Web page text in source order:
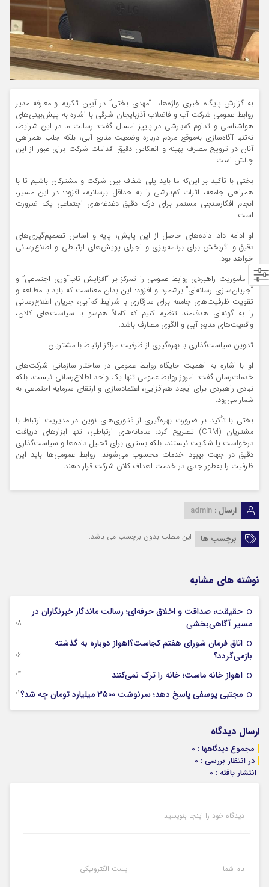
به گزارش پایگاه خبری واژه‌ها، “مهدی بختی” در آیین تکریم و معارفه مدیر
روابط عمومی شرکت آب و فاضلاب آذزبایجان شرقی با اشاره به پیش‌بینی‌های
هواشناسی و تداوم کم‌بارشی در پاییز امسال گفت: رسالت ما در این شرایط،
نه‌تنها آگاه‌سازی به‌موقع مردم درباره وضعیت منابع آبی، بلکه جلب همراهی
آنان در ترویج مصرف بهینه و انعکاس دقیق اقدامات شرکت برای عبور از این
چالش است.
بختی با تأکید بر این‌که ما باید پلی شفاف بین شرکت و مشترکان باشیم تا با
همراهی جامعه، اثرات کم‌بارشی را به حداقل برسانیم، افزود: در این مسیر،
انجام افکارسنجی مستمر برای درک دقیق دغدغه‌های اجتماعی یک ضرورت
است.
او ادامه داد: داده‌های حاصل از این پایش، پایه و اساس تصمیم‌گیری‌های
دقیق و اثربخش برای برنامه‌ریزی و اجرای پویش‌های ارتباطی و اطلاع‌رسانی
خواهد بود.
او مأموریت راهبردی روابط عمومی را تمرکز بر “افزایش تاب‌آوری اجتماعی” و
“جریان‌سازی رسانه‌ای” برشمرد و افزود: این بدان معناست که باید با مطالعه و
تقویت ظرفیت‌های جامعه برای سازگاری با شرایط کم‌آبی، جریان اطلاع‌رسانی
را به گونه‌ای هدف‌مند تنظیم کنیم که کاملاً هم‌سو با سیاست‌های کلان،
واقعیت‌های منابع آبی و الگوی مصارف باشد.
تدوین سیاست‌گذاری با بهره‌گیری از ظرفیت مراکز ارتباط با مشتریان
او با اشاره به اهمیت جایگاه روابط عمومی در ساختار سازمانی شرکت‌های
خدمات‌رسان گفت: امروز روابط عمومی تنها یک واحد اطلاع‌رسانی نیست، بلکه
نهادی راهبردی برای ایجاد هم‌افزایی، اعتمادسازی و ارتقای سرمایه اجتماعی به
شمار می‌رود.
بختی با تأکید بر ضرورت بهره‌گیری از فناوری‌های نوین در مدیریت ارتباط با
مشتریان (CRM) تصریح کرد: سامانه‌های ارتباطی، تنها ابزارهای دریافت
درخواست یا شکایت نیستند، بلکه بستری برای تحلیل داده‌ها و سیاست‌گذاری
دقیق در جهت بهبود خدمات محسوب می‌شوند. روابط عمومی‌ها باید این
ظرفیت را به‌طور جدی در خدمت اهداف کلان شرکت قرار دهند.
ارسال : admin
برچسب ها این مطلب بدون برچسب می باشد.
نوشته های مشابه
حقیقت، صداقت و اخلاق حرفه‌ای؛ رسالت ماندگار خبرنگاران در
مسیر آگاهی‌بخشی
08 آگوست 2026
اتاق فرمان شورای هفتم کجاست؟اهواز دوباره به گذشته
بازمی‌گردد؟
06 آگوست 2026
اهواز خانه ماست؛ خانه را ترک نمی‌کنند 04 آگوست 2026
مجتبی یوسفی پاسخ دهد؛ سرنوشت ۳۵۰۰ میلیارد تومان چه شد؟ 01 آگوست 2026
ارسال دیدگاه
مجموع دیدگاهها : 0
در انتظار بررسی : 0
انتشار یافته : 0
دیدگاه خود را اینجا بنویسید
نام شما پست الکترونیکی